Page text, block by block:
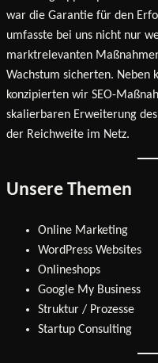
war die Garantie für den
umfasste bei uns nicht nur
marktrelevanten
Wachstum sicherten. Neben
konzipierten wir SEO-
skalierbaren Erweiterung
der Reichweite im Netz.
Unsere Themen
Online Marketing
WordPress Websites
Onlineshops
Google My Business
Struktur / Prozesse
Startup Consulting